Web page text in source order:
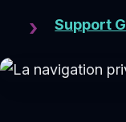
Support